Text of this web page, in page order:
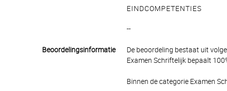
EINDCOMPETENTIES
--
Beoordelingsinformatie
De beoordeling bestaat uit
Examen Schriftelijk bepaalt
Binnen de categorie Examen